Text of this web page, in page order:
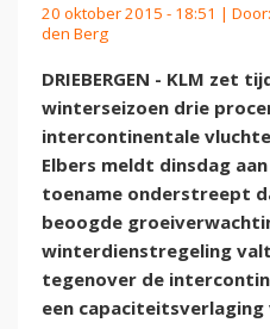
20 oktober 2015 - 18:51 | Door:
den Berg
DRIEBERGEN - KLM zet
winterseizoen drie
intercontinentale
Elbers meldt dinsdag
toename onderstreept
beoogde
winterdienstregeling
tegenover de
een capaciteitsverlaging